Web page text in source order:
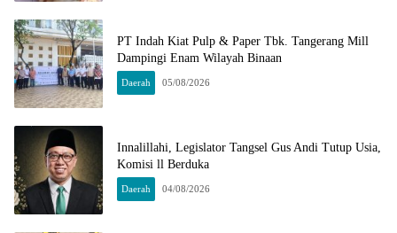
PT Indah Kiat Pulp & Paper Tbk. Tangerang Mill
Dampingi Enam Wilayah Binaan
Daerah 05/08/2026
Innalillahi, Legislator Tangsel Gus Andi Tutup Usia,
Komisi ll Berduka
Daerah 04/08/2026